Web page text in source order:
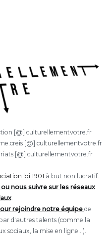
[@] culturellementvotre.fr
[@] culturellementvotre.fr
[@] culturellementvotre.fr
loi 1901 à but non lucratif.
nous suivre sur les réseaux
.
rejoindre notre équipe de
d'autres talents (comme la
sociaux, la mise en ligne...).